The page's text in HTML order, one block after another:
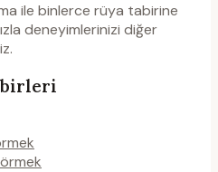
ile binlerce rüya tabirine
deneyimlerinizi diğer